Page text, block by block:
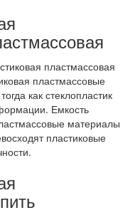
пластмассовые
как стеклопластик
Емкость
материалы
пластиковые